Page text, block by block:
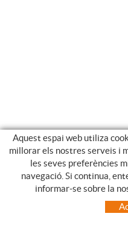
GUIA
COM UTILITZAR LA
Aquest espai web utiliza
millorar els nostres serveis i
les seves preferències
navegació. Si continua,
informar-se sobre la